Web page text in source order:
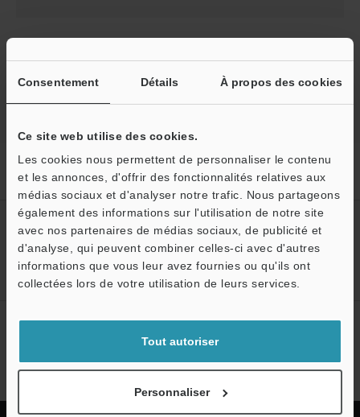
Consentement Détails À propos des cookies
Ce site web utilise des cookies.
Les cookies nous permettent de personnaliser le contenu
et les annonces, d'offrir des fonctionnalités relatives aux
médias sociaux et d'analyser notre trafic. Nous partageons
également des informations sur l'utilisation de notre site
avec nos partenaires de médias sociaux, de publicité et
d'analyse, qui peuvent combiner celles-ci avec d'autres
informations que vous leur avez fournies ou qu'ils ont
collectées lors de votre utilisation de leurs services.
Tout autoriser
Personnaliser
Retour vers « Sélection de produits par industrie et
application »
Accueil Solutions
Mesure des dimensions de sortie de papier
isolant
Créez votre compte KEYENCE
Inscrivez-vous maintenant!
Abonnement à la lettre
S'abonner